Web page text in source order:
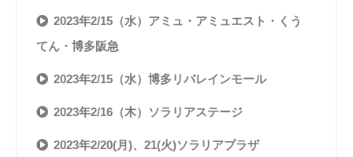
2023年2/15（水）アミュ・アミュエスト・くう
てん・博多阪急
2023年2/15（水）博多リバレインモール
2023年2/16（木）ソラリアステージ
2023年2/20(月)、21(火)ソラリアプラザ